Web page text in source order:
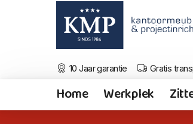
10 Jaar garantie Gratis
Home Werkplek